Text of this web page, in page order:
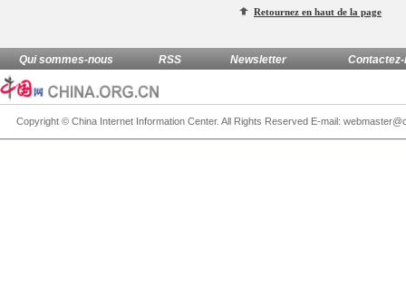
Retournez en haut de la page